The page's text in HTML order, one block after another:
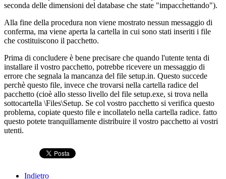
seconda delle dimensioni del database che state "impacchettando").
Alla fine della procedura non viene mostrato nessun messaggio di
conferma, ma viene aperta la cartella in cui sono stati inseriti i file
che costituiscono il pacchetto.
Prima di concludere è bene precisare che quando l'utente tenta di
installare il vostro pacchetto, potrebbe ricevere un messaggio di
errore che segnala la mancanza del file setup.in. Questo succede
perchè questo file, invece che trovarsi nella cartella radice del
pacchetto (cioè allo stesso livello del file setup.exe, si trova nella
sottocartella \Files\Setup. Se col vostro pacchetto si verifica questo
problema, copiate questo file e incollatelo nella cartella radice. fatto
questo potete tranquillamente distribuire il vostro pacchetto ai vostri
utenti.
Indietro